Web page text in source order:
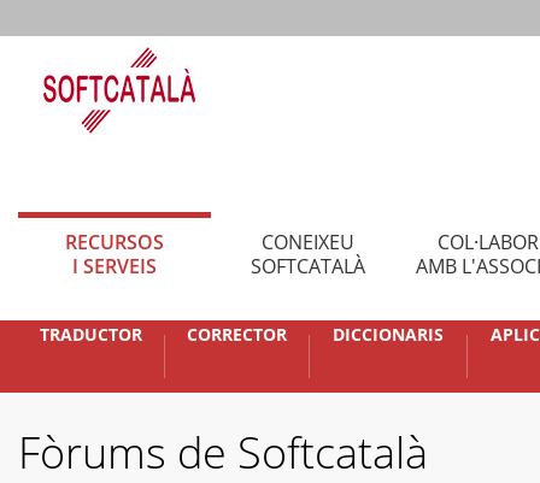
RECURSOS
I SERVEIS
CONEIXEU
SOFTCATALÀ
AMB
TRADUCTOR CORRECTOR DICCIONARIS
Fòrums de Softcatalà